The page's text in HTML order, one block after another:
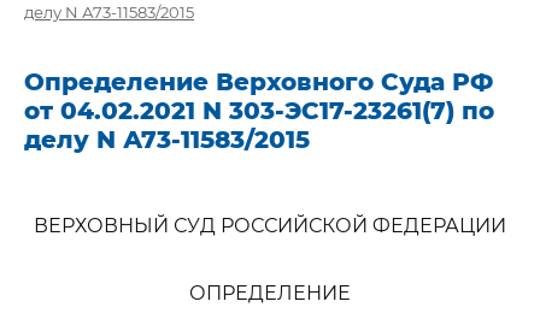
делу N А73-11583/2015
Определение Верховного Суда РФ
от 04.02.2021 N 303-ЭС17-23261(7) по
делу N А73-11583/2015
ВЕРХОВНЫЙ СУД РОССИЙСКОЙ ФЕДЕРАЦИИ
ОПРЕДЕЛЕНИЕ